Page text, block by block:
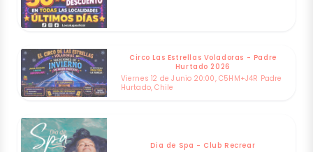
Circo Las Estrellas Voladoras - Padre
Hurtado 2026
Viernes 12 de Junio 20:00, C5HM+J4R Padre
Hurtado, Chile
Dia de Spa - Club Recrear